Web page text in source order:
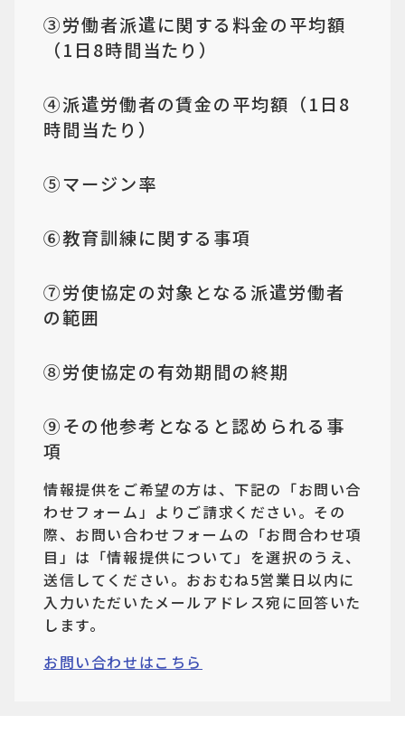
③労働者派遣に関する料金の平均額
（1日8時間当たり）
④派遣労働者の賃金の平均額（1日8
時間当たり）
⑤マージン率
⑥教育訓練に関する事項
⑦労使協定の対象となる派遣労働者
の範囲
⑧労使協定の有効期間の終期
⑨その他参考となると認められる事
項
情報提供をご希望の方は、下記の「お問い合
わせフォーム」よりご請求ください。その
際、お問い合わせフォームの「お問合わせ項
目」は「情報提供について」を選択のうえ、
送信してください。おおむね5営業日以内に
入力いただいたメールアドレス宛に回答いた
します。
お問い合わせはこちら